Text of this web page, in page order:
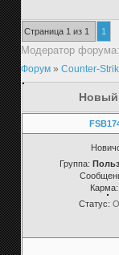
Страница 1 из 1 1
Модератор форума:
Форум » Counter-
Новый
Группа:
Карма:
Статус: